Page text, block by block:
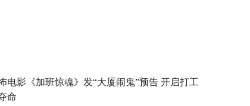
电影《加班惊魂》发“大厦闹鬼”预告 开启打工
命